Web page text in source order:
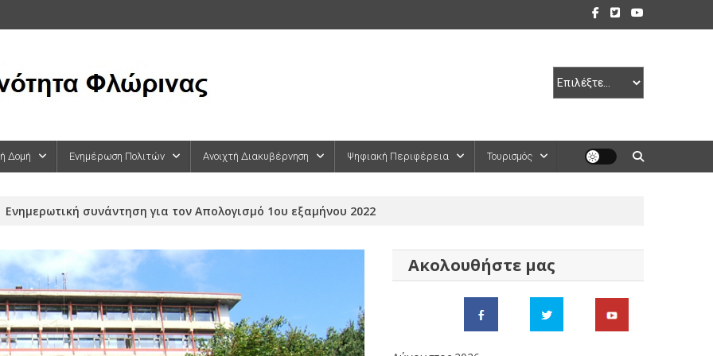
Δομή Ενημέρωση Πολιτών Ανοιχτή Διακυβέρνηση Ψηφιακή Περιφέρεια Τουρισμός
Ενημερωτική συνάντηση για τον Απολογισμό 1ου εξαμήνου 2022
Ακολουθήστε μας